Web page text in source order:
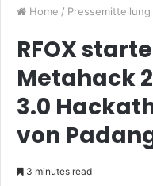
Home / Pressemitteilung
RFOX
Metahack
3.0
von
3 minutes read